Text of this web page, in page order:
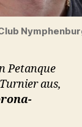
Petanque
aus,